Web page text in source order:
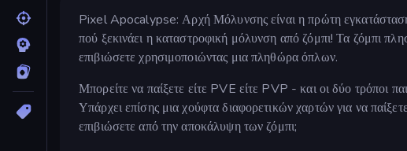
Pixel Apocalypse: Αρχή Μόλυνσης είναι η πρώτη
πού ξεκινάει η καταστροφική μόλυνση από ζόμπι! Τα ζόμπι
επιβιώσετε χρησιμοποιώντας μια πληθώρα όπλων.
Μπορείτε να παίξετε είτε PVE είτε PVP - και οι δύο τρόποι
Υπάρχει επίσης μια χούφτα διαφορετικών χαρτών για να
επιβιώσετε από την αποκάλυψη των ζόμπι;